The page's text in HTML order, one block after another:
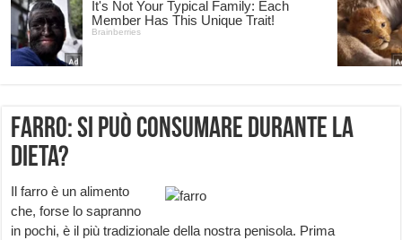
Farro: si può consumare durante la
dieta?
Il farro è un alimento
che, forse lo sapranno
in pochi, è il più tradizionale della nostra penisola. Prima